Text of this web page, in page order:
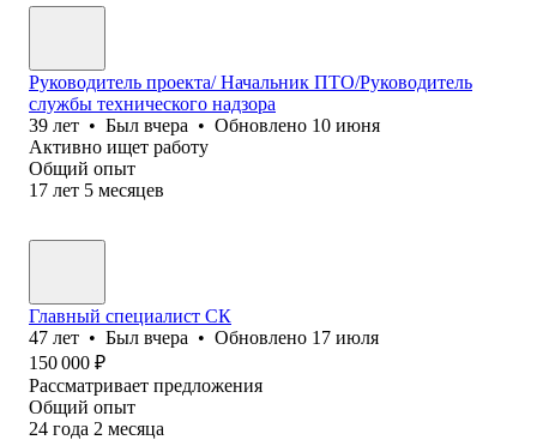
Руководитель проекта/ Начальник ПТО/Руководитель
службы технического надзора
39 лет • Был вчера • Обновлено 10 июня
Активно ищет работу
Общий опыт
17 лет 5 месяцев
Главный специалист СК
47 лет • Был вчера • Обновлено 17 июля
150 000 ₽
Рассматривает предложения
Общий опыт
24 года 2 месяца